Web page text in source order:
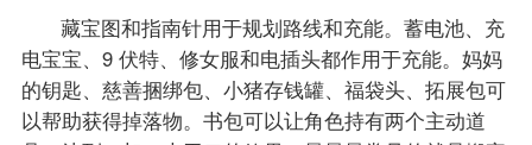
藏宝图和指南针用于规划路线和充能。蓄电池、充
电宝宝、9 伏特、修女服和电插头都作用于充能。妈妈
的钥匙、慈善捆绑包、小猪存钱罐、福袋头、拓展包可
以帮助获得掉落物。书包可以让角色持有两个主动道